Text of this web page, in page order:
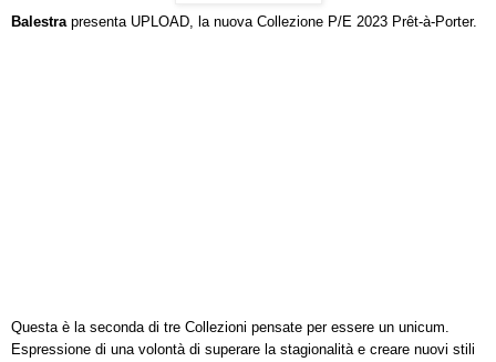
Balestrapresenta UPLOAD, la nuova Collezione P/E 2023 Prêt-à-Porter.
Questa è la seconda di tre Collezioni pensate per essere un unicum.
Espressione di una volontà di superare la stagionalità e creare nuovi stili